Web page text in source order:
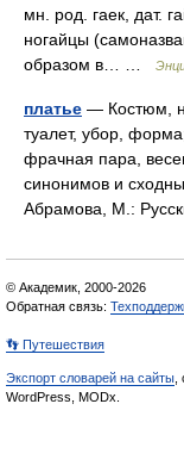
мн. род. гаек, дат.
ногайцы
образом в… …
платье — Костюм,
туалет, убор,
фрачная пара,
синонимов и
Абрамова, М.:
© Академик, 2000-2026
Обратная связь:
👣 Путешествия
Экспорт словарей на сайты
WordPress, MODx.